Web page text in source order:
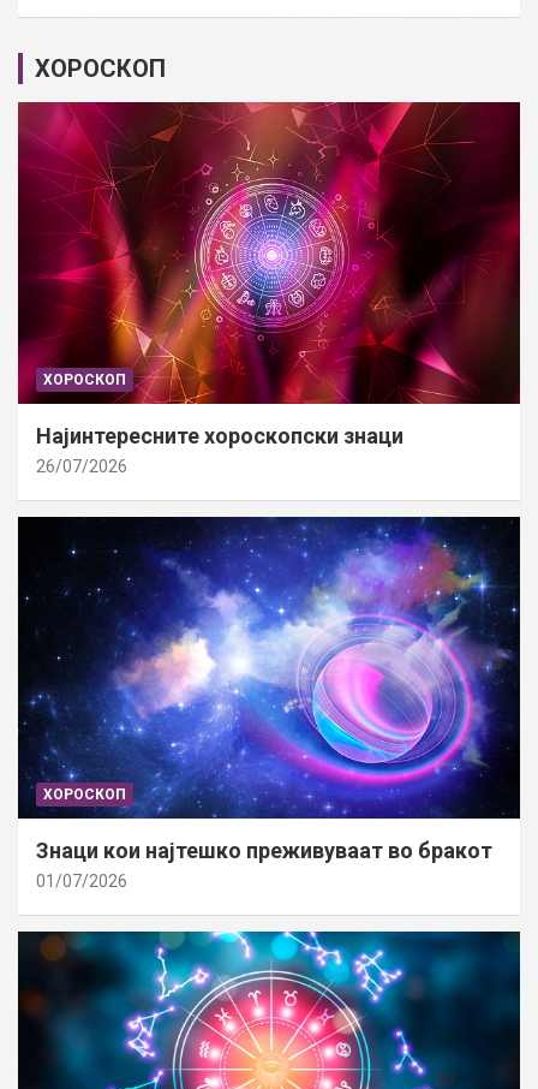
ХОРОСКОП
ХОРОСКОП
Најинтересните хороскопски знаци
26/07/2026
ХОРОСКОП
Знаци кои најтешко преживуваат во бракот
01/07/2026